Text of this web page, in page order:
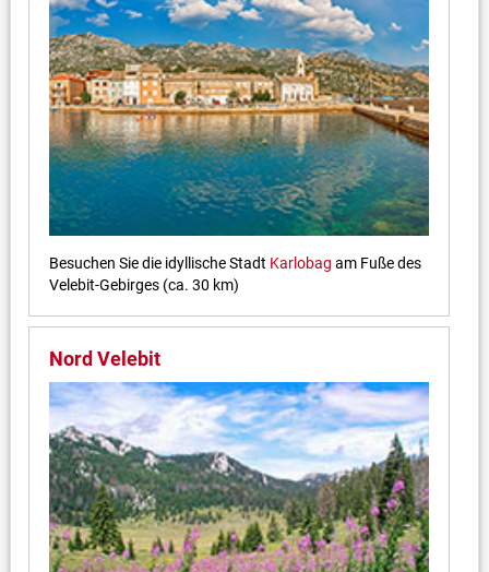
Besuchen Sie die idyllische Stadt Karlobag am Fuße des
Velebit-Gebirges (ca. 30 km)
Nord Velebit